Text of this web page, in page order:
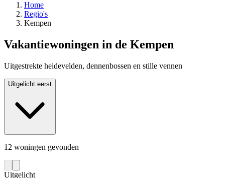
Home
Regio's
Kempen
Vakantiewoningen in de Kempen
Uitgestrekte heidevelden, dennenbossen en stille vennen
Uitgelicht eerst
12 woningen gevonden
Uitgelicht